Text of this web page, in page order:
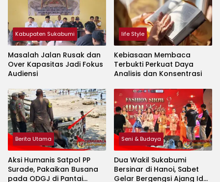
Kabupaten Sukabumi
Masalah Jalan Rusak dan
Over Kapasitas Jadi Fokus
Audiensi
life Style
Kebiasaan Membaca
Terbukti Perkuat Daya
Analisis dan Konsentrasi
Berita Utama
Aksi Humanis Satpol PP
Surade, Pakaikan Busana
pada ODGJ di Pantai
Seni & Budaya
Dua Wakil Sukabumi
Bersinar di Hanoi, Sabet
Gelar Bergengsi Ajang Idol